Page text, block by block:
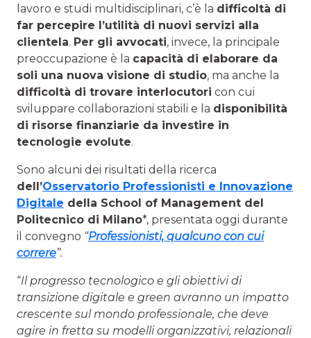
lavoro e studi multidisciplinari, c’è la difficoltà di
far percepire l’utilità di nuovi servizi alla
clientela. Per gli avvocati, invece, la principale
preoccupazione è la capacità di elaborare da
soli una nuova visione di studio, ma anche la
difficoltà di trovare interlocutori con cui
sviluppare collaborazioni stabili e la disponibilità
di risorse finanziarie da investire in
tecnologie evolute.
Sono alcuni dei risultati della ricerca
dell’Osservatorio Professionisti e Innovazione
Digitale della School of Management del
Politecnico di Milano*, presentata oggi durante
il convegno “Professionisti, qualcuno con cui
correre”.
“Il progresso tecnologico e gli obiettivi di
transizione digitale e green avranno un impatto
crescente sul mondo professionale, che deve
agire in fretta su modelli organizzativi, relazionali